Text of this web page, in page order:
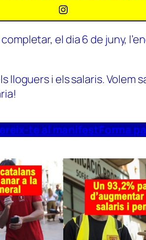
Instagram
el dia 6 de juny,
i els salaris. Volem
te al manifestForma